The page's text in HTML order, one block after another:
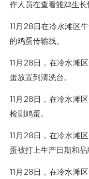
作人员在查看雏鸡生长
11月28日在冷水滩区
的鸡蛋传输线。
11月28日，在冷水滩
蛋放置到清洗台。
11月28日，在冷水滩
检测鸡蛋。
11月28日，在冷水滩
蛋被打上生产日期和品
11月28日，在冷水滩